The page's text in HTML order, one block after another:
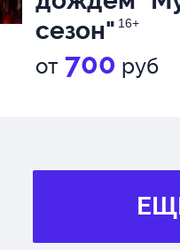
сезон" 16+
от 700 руб